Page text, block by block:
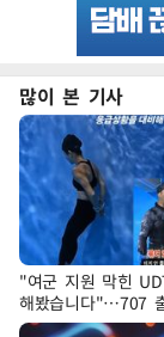
많이 본 기사
"여군 지원 막힌
해봤습니다"…707
'완벽 소화'